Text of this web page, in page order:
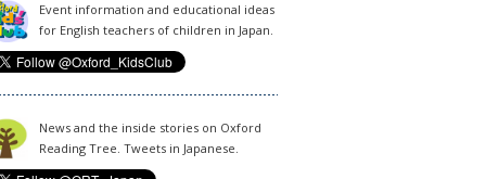
Event information and educational ideas
for English teachers of children in Japan.
News and the inside stories on Oxford
Reading Tree. Tweets in Japanese.